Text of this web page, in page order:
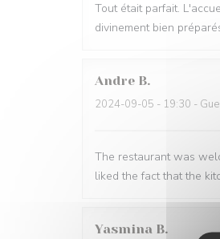
Tout était parfait.
divinement bien
Andre B
2024-09-05 - 19:30 -
The restaurant was
liked the fact that the
Yasmina B